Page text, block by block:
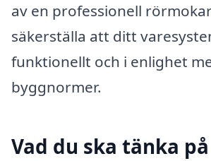
av en professionell
säkerställa att ditt
funktionellt och i enlighet
byggnormer.
Vad du ska tänka